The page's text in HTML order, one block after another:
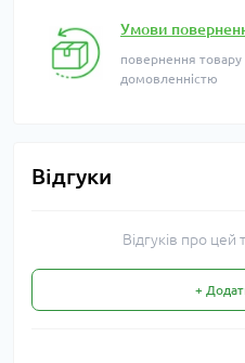
Умови
повернення товару
домовленністю
Відгуки
Відгуків про
+